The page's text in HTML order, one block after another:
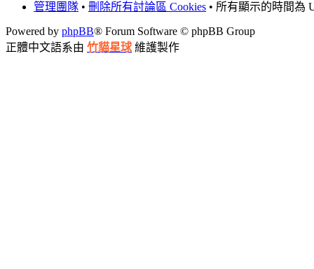
管理團隊 • 刪除所有討論區 Cookies • 所有顯示的時間為
Powered by phpBB® Forum Software © phpBB Group
正體中文語系由 竹貓星球維護製作